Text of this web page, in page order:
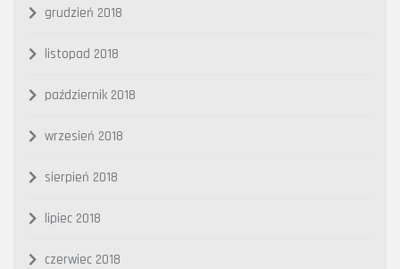
grudzień 2018
listopad 2018
październik 2018
wrzesień 2018
sierpień 2018
lipiec 2018
czerwiec 2018